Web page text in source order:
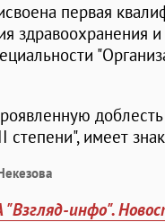
первая
здравоохранения
имеет знак
"Взгляд-инфо".